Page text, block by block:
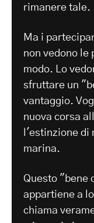
rimanere tale.
Ma i
non vedono le
modo. Lo
sfruttare un
vantaggio.
nuova corsa
l'estinzione di
marina.
Questo "bene
appartiene a
chiama